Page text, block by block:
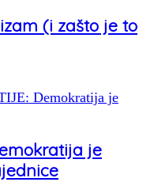
(i zašto je to
je